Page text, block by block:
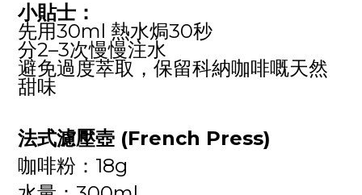
小貼士：
先用30ml 熱水焗30秒
分2–3次慢慢注水
避免過度萃取，保留科納咖啡嘅天然
甜味
法式濾壓壺 (French Press)
咖啡粉：18g